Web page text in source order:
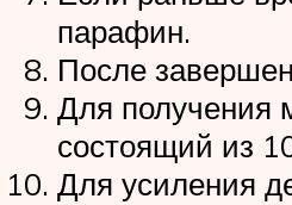
парафин.
После
Для получения
состоящий из
Для усиления